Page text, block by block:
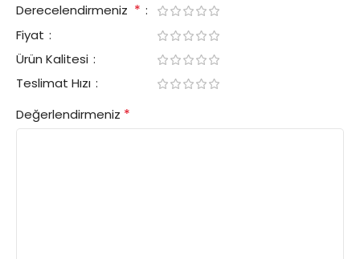
Derecelendirmeniz *
Fiyat
Ürün Kalitesi
Teslimat Hızı
Değerlendirmeniz *